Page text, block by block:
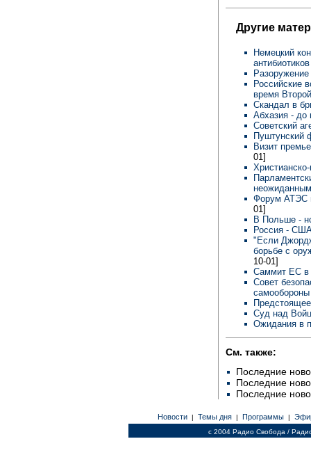
Другие
Немецкий
Российские
время
Скандал в
Абхазия - до
Советский
Пуштунский
Визит
01]
Форум АТЭС
01]
В Польше -
Россия -
"Если
борьбе с
10-01]
Саммит ЕС в
Совет
Суд над
Ожидания в
См. также:
Последние
Последние
Последние
Новости | Темы дня | Программы |
c 2004 Радио Свобода /